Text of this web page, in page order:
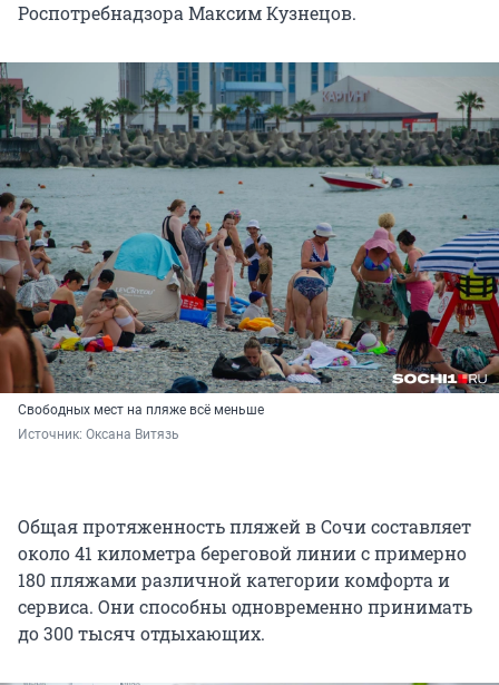
Роспотребнадзора Максим Кузнецов.
Свободных мест на пляже всё меньше
Источник: Оксана Витязь
Общая протяженность пляжей в Сочи составляет
около 41 километра береговой линии с примерно
180 пляжами различной категории комфорта и
сервиса. Они способны одновременно принимать
до300 тысяч отдыхающих.